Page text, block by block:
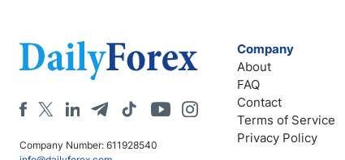
Company Number: 611928540
Company
About
FAQ
Contact
Terms of Service
Privacy Policy